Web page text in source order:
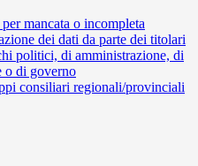
mancata o incompleta
dei dati da parte dei titolari
politici, di amministrazione, di
o di governo
consiliari regionali/provinciali